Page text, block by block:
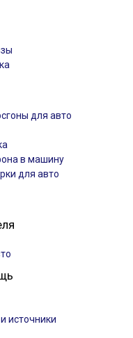
для авто
в машину
для авто
источники